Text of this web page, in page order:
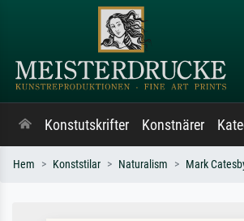
Konstutskrifter Konstnärer
Hem Konststilar Naturalism Mark